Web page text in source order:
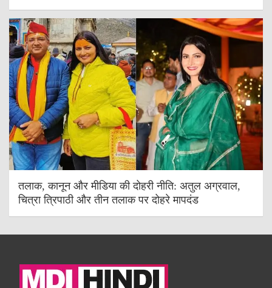
तलाक, कानून और मीडिया की दोहरी नीति: अतुल अग्रवाल,
चित्रा त्रिपाठी और तीन तलाक पर दोहरे मापदंड